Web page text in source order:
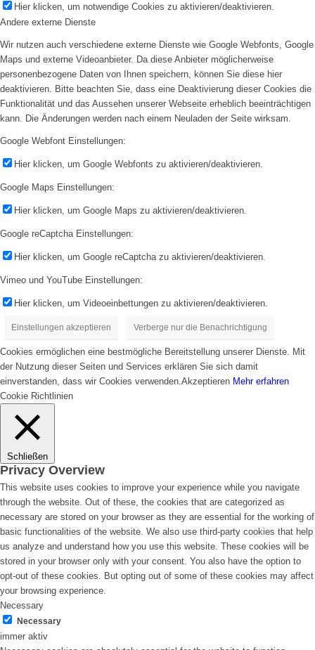
Hier klicken, um notwendige Cookies zu aktivieren/deaktivieren.
Andere externe Dienste
Wir nutzen auch verschiedene externe Dienste wie Google Webfonts, Google
Maps und externe Videoanbieter. Da diese Anbieter möglicherweise
personenbezogene Daten von Ihnen speichern, können Sie diese hier
deaktivieren. Bitte beachten Sie, dass eine Deaktivierung dieser Cookies die
Funktionalität und das Aussehen unserer Webseite erheblich beeinträchtigen
kann. Die Änderungen werden nach einem Neuladen der Seite wirksam.
Google Webfont Einstellungen:
Hier klicken, um Google Webfonts zu aktivieren/deaktivieren.
Google Maps Einstellungen:
Hier klicken, um Google Maps zu aktivieren/deaktivieren.
Google reCaptcha Einstellungen:
Hier klicken, um Google reCaptcha zu aktivieren/deaktivieren.
Vimeo und YouTube Einstellungen:
Hier klicken, um Videoeinbettungen zu aktivieren/deaktivieren.
Einstellungen akzeptieren Verberge nur die Benachrichtigung
Cookies ermöglichen eine bestmögliche Bereitstellung unserer Dienste. Mit
der Nutzung dieser Seiten und Services erklären Sie sich damit
einverstanden, dass wir Cookies verwenden.Akzeptieren Mehr erfahren
Cookie Richtlinien
Schließen
Privacy Overview
This website uses cookies to improve your experience while you navigate
through the website. Out of these, the cookies that are categorized as
necessary are stored on your browser as they are essential for the working of
basic functionalities of the website. We also use third-party cookies that help
us analyze and understand how you use this website. These cookies will be
stored in your browser only with your consent. You also have the option to
opt-out of these cookies. But opting out of some of these cookies may affect
your browsing experience.
Necessary
Necessary
immer aktiv